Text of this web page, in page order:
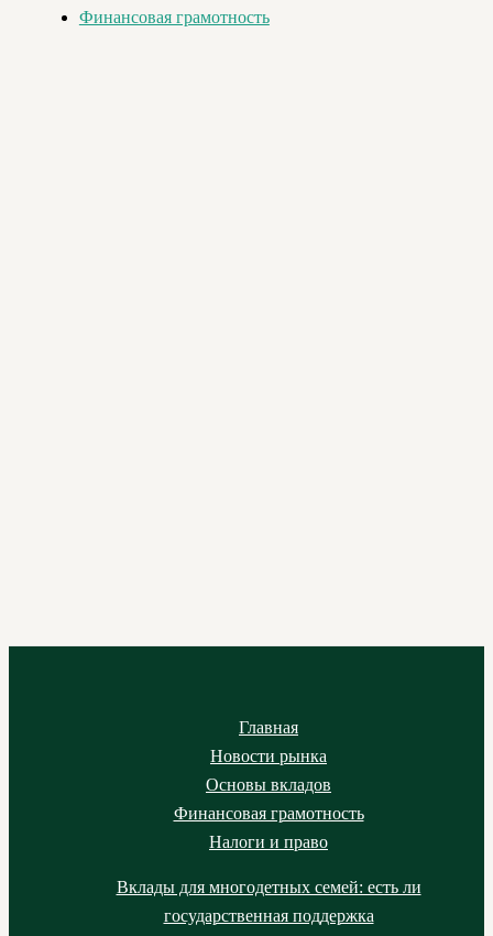
Финансовая грамотность
Главная
Новости рынка
Основы вкладов
Финансовая грамотность
Налоги и право
Вклады для многодетных семей: есть ли
государственная поддержка